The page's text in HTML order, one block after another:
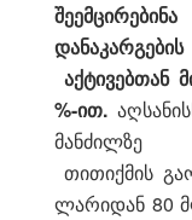
აქტივებთან
%-ით.
მანძილზე
თითიქმის
ლარიდან 80